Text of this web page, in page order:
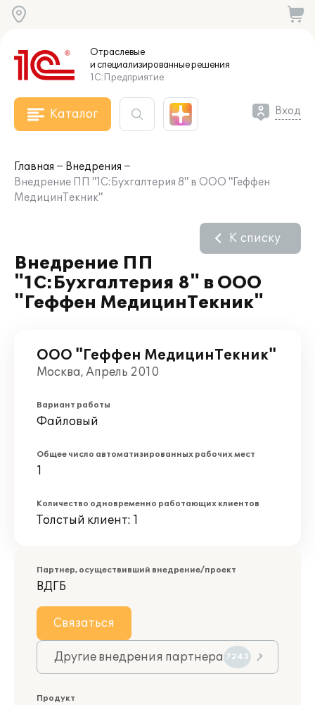
Отраслевые
и специализированныерешения
1С:Предприятие
Каталог Вход
Главная
Внедрения
Внедрение ПП "1С:Бухгалтерия 8" в ООО "Геффен
МедицинТекник"
Внедрение ПП
"1С:Бухгалтерия 8" в ООО
"Геффен МедицинТекник"
К списку
ООО "Геффен МедицинТекник"
Москва, Апрель 2010
Вариант работы
Файловый
Общее число автоматизированных рабочих мест
1
Количество одновременно работающих клиентов
Толстый клиент: 1
Партнер, осуществивший внедрение/проект
ВДГБ
Связаться
Другие внедрения партнера 7243
Продукт